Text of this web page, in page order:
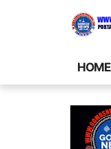
HOME